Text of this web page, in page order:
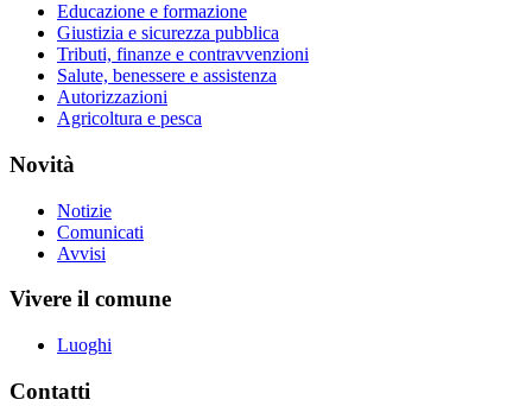
Educazione e formazione
Giustizia e sicurezza pubblica
Tributi, finanze e contravvenzioni
Salute, benessere e assistenza
Autorizzazioni
Agricoltura e pesca
Novità
Notizie
Comunicati
Avvisi
Vivere il comune
Luoghi
Contatti